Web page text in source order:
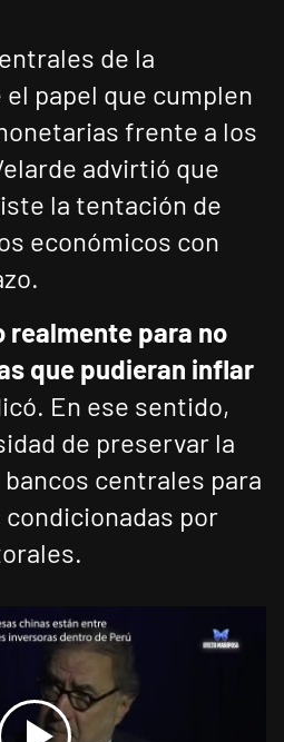
de la
papel que cumplen
frente a los
advirtió que
la tentación de
económicos con
realmente para no
que pudieran inflar
En ese sentido,
de preservar la
centrales para
por